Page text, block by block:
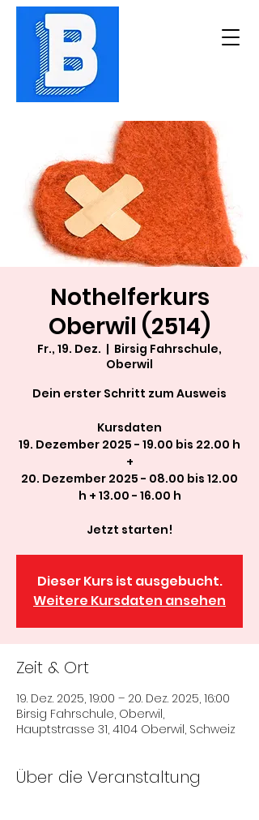
Nothelferkurs
Oberwil (2514)
Fr., 19. Dez.
  |
Birsig Fahrschule,
Oberwil
Dein erster Schritt zum Ausweis
Kursdaten
19. Dezember 2025 - 19.00 bis 22.00 h
+
20. Dezember 2025 - 08.00 bis 12.00
h + 13.00 - 16.00 h
Jetzt starten!
Dieser Kurs ist ausgebucht.
Weitere Kursdaten ansehen
Zeit & Ort
19. Dez. 2025, 19:00 – 20. Dez. 2025, 16:00
Birsig Fahrschule, Oberwil,
Hauptstrasse 31, 4104 Oberwil, Schweiz
Über die Veranstaltung